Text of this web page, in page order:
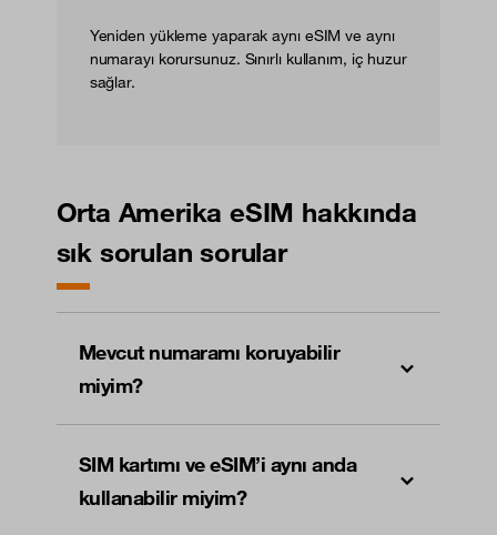
Yeniden yükleme yaparak aynı eSIM ve aynı
numarayı korursunuz. Sınırlı kullanım, iç huzur
sağlar.
Orta Amerika eSIM hakkında
sık sorulan sorular
Mevcut numaramı koruyabilir
miyim?
SIM kartımı ve eSIM’i aynı anda
kullanabilir miyim?